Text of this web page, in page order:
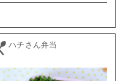
ハチさん弁当